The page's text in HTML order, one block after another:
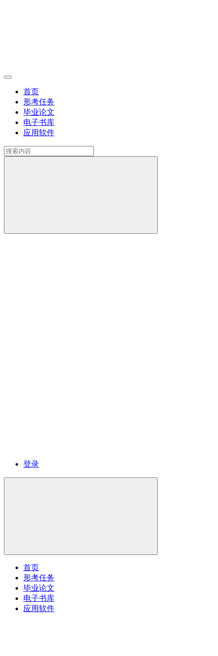
首页
形考任务
毕业论文
电子书库
应用软件
登录
首页
形考任务
毕业论文
电子书库
应用软件